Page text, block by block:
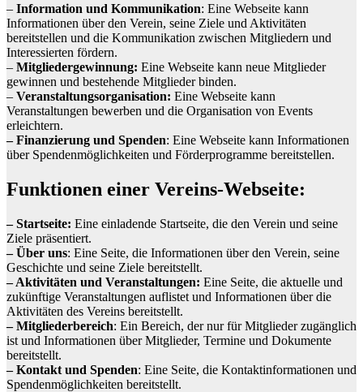
– Information und Kommunikation: Eine Webseite kann
Informationen über den Verein, seine Ziele und Aktivitäten
bereitstellen und die Kommunikation zwischen Mitgliedern und
Interessierten fördern.
– Mitgliedergewinnung: Eine Webseite kann neue Mitglieder
gewinnen und bestehende Mitglieder binden.
– Veranstaltungsorganisation: Eine Webseite kann
Veranstaltungen bewerben und die Organisation von Events
erleichtern.
– Finanzierung und Spenden: Eine Webseite kann Informationen
über Spendenmöglichkeiten und Förderprogramme bereitstellen.
Funktionen einer Vereins-Webseite:
– Startseite: Eine einladende Startseite, die den Verein und seine
Ziele präsentiert.
– Über uns: Eine Seite, die Informationen über den Verein, seine
Geschichte und seine Ziele bereitstellt.
– Aktivitäten und Veranstaltungen: Eine Seite, die aktuelle und
zukünftige Veranstaltungen auflistet und Informationen über die
Aktivitäten des Vereins bereitstellt.
– Mitgliederbereich: Ein Bereich, der nur für Mitglieder zugänglich
ist und Informationen über Mitglieder, Termine und Dokumente
bereitstellt.
– Kontakt und Spenden: Eine Seite, die Kontaktinformationen und
Spendenmöglichkeiten bereitstellt.